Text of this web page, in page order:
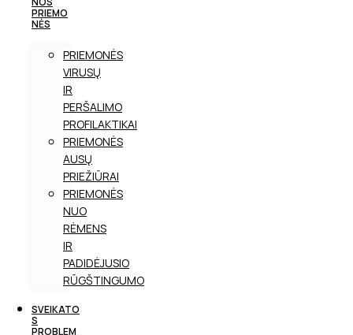
PRIEMO
NĖS
PRIEMONĖS
VIRUSŲ
IR
PERŠALIMO
PROFILAKTIKAI
PRIEMONĖS
AUSŲ
PRIEŽIŪRAI
PRIEMONĖS
NUO
RĖMENS
IR
PADIDĖJUSIO
RŪGŠTINGUMO
SVEIKATO
S
PROBLEM